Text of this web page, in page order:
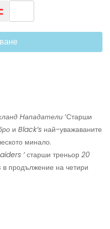
Нападатели ‘Старши
и Black’s най-уважаваните
минало.
’старши треньор 20
в продължение на четири